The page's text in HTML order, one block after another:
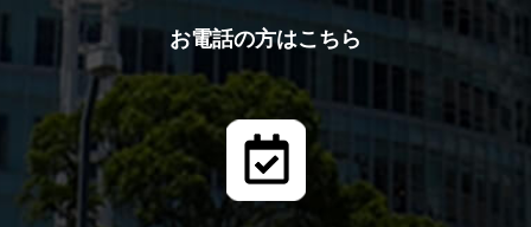
お電話の方はこちら